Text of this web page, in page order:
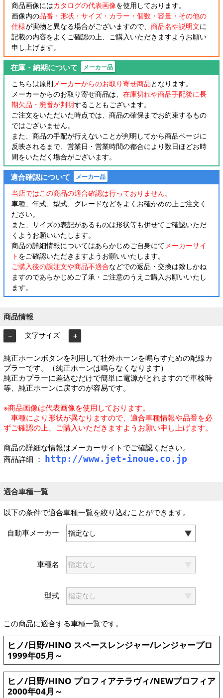
商品画像にはカタログの代表画像を使用しております。
画像内の品番・形状・サイズ・カラー・個数・容量・その他の
仕様が実物と異なる場合がございますので、 商品名や説明文に
記載の内容をよくご確認の上、ご購入いただきますようお願い
申し上げます。
在庫・納期について メーカー品
こちらは原則メーカーからのお取り寄せ商品となります。
メーカーからのお取り寄せ商品は、 在庫切れや商品手配後に長
期欠品・廃番が判明することもございます。
ご注文をいただいた時点では、商品の確保までお約束するもの
ではございません。
また、商品の手配が行えないことが判明してから商品ページに
反映されるまで、営業日・営業時間の都合により数日ほどお時
間をいただく場合がございます。
適合確認について メーカー品
当店ではこの商品の適合確認は行っておりません。
車種、年式、型式、グレードなどをよくお確かめの上ご注文く
ださい。
また、サイズの表記があるものは形状等も併せてご確認いただ
くようお願いいたします。
商品の詳細情報についてはあらかじめご自身にてメーカーサイ
ト をご確認いただきますようお願いいたします。
ご購入後の誤注文や商品不適合などでの返品・交換は致しかね
ますのであらかじめご了承・ご注意のうえご購入お願いいたし
ます。
商品情報
－ 文字サイズ ＋
純正ホーンボタンを利用して社外ホーンを鳴らすための配線カ
プラーです。（純正ホーンは鳴らなくなります）
純正カプラーに差込むだけで簡単に電源がとれますので車検時
等、純正ホーンに戻すのが容易です。
※商品画像は代表画像を使用しております。
車種により形状が異なりますので、適合車種情報や品番を必
ずご確認の上、ご購入いただきますようお願い申し上げます。
商品の詳細な情報はメーカーサイトでご確認ください。
商品詳細 ： http://www.jet-inoue.co.jp
適合車種一覧
以下の条件で適合車種一覧を絞り込むことができます。
自動車メーカー
車種名
型式
この商品に適合する車種一覧です。
ヒノ/日野/HINO スペースレンジャー/レンジャープロ
1999年05月～
ヒノ/日野/HINO プロフィアテラヴィ/NEWプロフィア
2000年04月～